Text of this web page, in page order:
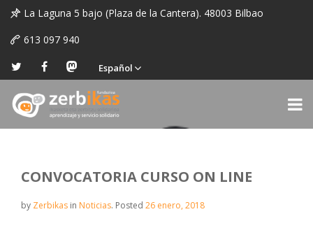
La Laguna 5 bajo (Plaza de la Cantera). 48003 Bilbao
613 097 940
Español
CONVOCATORIA CURSO ON LINE
by Zerbikas in Noticias. Posted 26 enero, 2018